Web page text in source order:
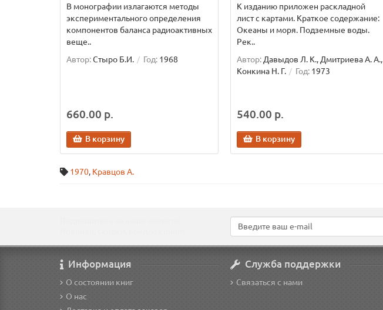
В монографии излагаются методы
экспериментального определения
компонентов баланса радиоактивных
веще..
Автор:Стыро Б.И. Год: 1968
660.00 р.
В корзину
К изданию приложен раскладной
лист с картами. Краткое содержание:
Океаны и моря. Подземные воды.
Рек..
Автор: Давыдов Л. К., Дмитриева А. А.,
Конкина Н. Г.
Год: 1973
540.00 р.
В корзину
1970, Кравцов А.
Информация
О состоянии книг
О нас
Служба поддержки
Связаться с нами